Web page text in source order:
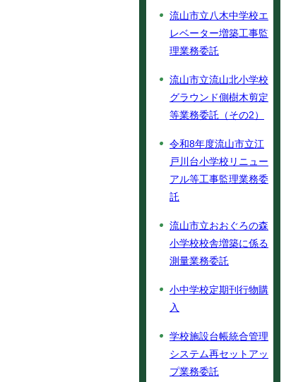
流山市立八木中学校エ
レベーター増築工事監
理業務委託
流山市立流山北小学校
グラウンド側樹木剪定
等業務委託（その2）
令和8年度流山市立江
戸川台小学校リニュー
アル等工事監理業務委
託
流山市立おおぐろの森
小学校校舎増築に係る
測量業務委託
小中学校定期刊行物購
入
学校施設台帳統合管理
システム再セットアッ
プ業務委託